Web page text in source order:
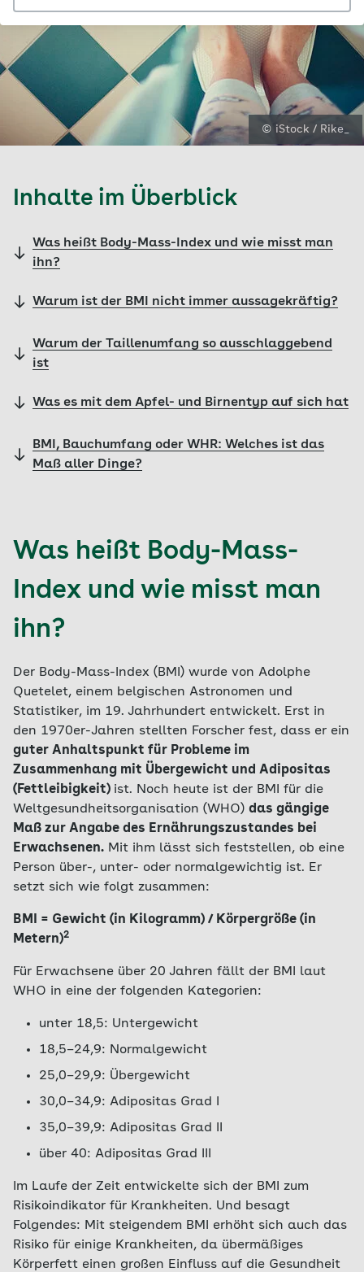
© iStock / Rike_
Inhalte im Überblick
Was heißt Body-Mass-Index und wie misst man
ihn?
Warum ist der BMI nicht immer aussagekräftig?
Warum der Taillenumfang so ausschlaggebend
ist
Was es mit dem Apfel- und Birnentyp auf sich hat
BMI, Bauchumfang oder WHR: Welches ist das
Maß aller Dinge?
Was heißt Body-Mass-
Index und wie misst man
ihn?
Der Body-Mass-Index (BMI) wurde von Adolphe
Quetelet, einem belgischen Astronomen und
Statistiker, im 19. Jahrhundert entwickelt. Erst in
den 1970er-Jahren stellten Forscher fest, dass er ein
guter Anhaltspunkt für Probleme im
Zusammenhang mit Übergewicht und Adipositas
(Fettleibigkeit) ist. Noch heute ist der BMI für die
Weltgesundheitsorganisation (WHO) das gängige
Maß zur Angabe des Ernährungszustandes bei
Erwachsenen. Mit ihm lässt sich feststellen, ob eine
Person über-, unter- oder normalgewichtig ist. Er
setzt sich wie folgt zusammen:
BMI = Gewicht (in Kilogramm) / Körpergröße (in
Metern)2
Für Erwachsene über 20 Jahren fällt der BMI laut
WHO in eine der folgenden Kategorien:
unter 18,5: Untergewicht
18,5–24,9: Normalgewicht
25,0–29,9: Übergewicht
30,0–34,9: Adipositas Grad I
35,0–39,9: Adipositas Grad II
über 40: Adipositas Grad III
Im Laufe der Zeit entwickelte sich der BMI zum
Risikoindikator für Krankheiten. Und besagt
Folgendes: Mit steigendem BMI erhöht sich auch das
Risiko für einige Krankheiten, da übermäßiges
Körperfett einen großen Einfluss auf die Gesundheit